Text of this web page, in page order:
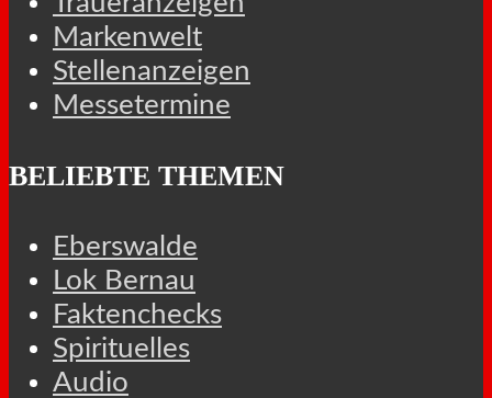
Markenwelt
Stellenanzeigen
Messetermine
BELIEBTE THEMEN
Eberswalde
Lok Bernau
Faktenchecks
Spirituelles
Audio